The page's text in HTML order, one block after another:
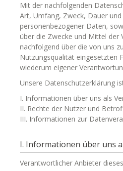
Mit der nachfolgenden
Art, Umfang, Zweck, Dauer
personenbezogener Daten,
über die Zwecke und Mittel der
nachfolgend über die von uns
Nutzungsqualität eingesetzten
wiederum eigener
Unsere Datenschutzerklärung
I. Informationen über uns als
II. Rechte der Nutzer und
III. Informationen zur
I. Informationen über uns
Verantwortlicher Anbieter